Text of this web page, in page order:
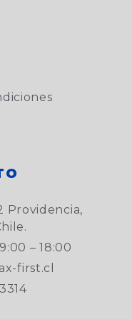
Providencia,
– 18:00
first.cl